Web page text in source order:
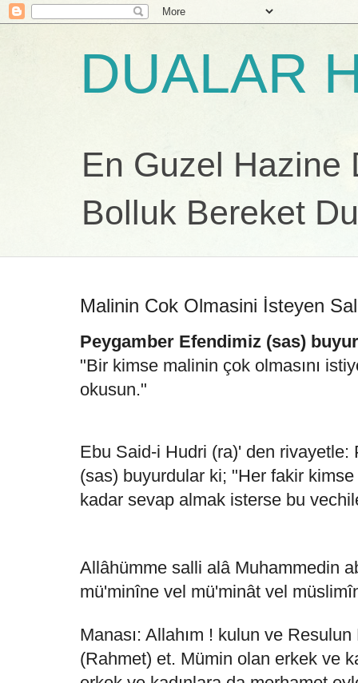
DUALAR
En Guzel Hazine
Bolluk Bereket
Malinin Cok Olmasini İsteyen
Peygamber Efendimiz (sas)
"Bir kimse malinin çok olmasını
okusun."
Ebu Said-i Hudri (ra)' den rivayetle:
(sas) buyurdular ki; "Her fakir
kadar sevap almak isterse bu
Allâhümme salli alâ Muhammedin
mü'minîne vel mü'minât vel
Manası: Allahım ! kulun ve
(Rahmet) et. Mümin olan erkek ve